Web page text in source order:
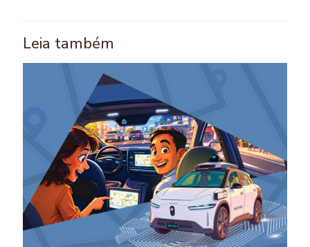
Leia também